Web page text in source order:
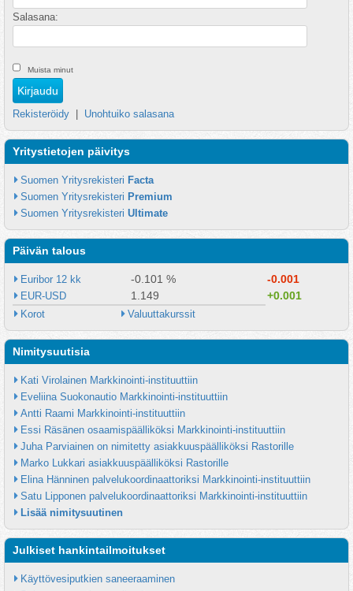
Salasana:
Muista minut
Rekisteröidy Unohtuiko salasana
Yritystietojen päivitys
Suomen Yritysrekisteri Facta
Suomen Yritysrekisteri Premium
Suomen Yritysrekisteri Ultimate
Päivän talous
Euribor 12 kk -0.101 % -0.001
EUR-USD 1.149 +0.001
Korot Valuuttakurssit
Nimitysuutisia
Kati Virolainen Markkinointi-instituuttiin
Eveliina Suokonautio Markkinointi-instituuttiin
Antti Raami Markkinointi-instituuttiin
Essi Räsänen osaamispäälliköksi Markkinointi-instituuttiin
Juha Parviainen on nimitetty asiakkuuspäälliköksi Rastorille
Marko Lukkari asiakkuuspäälliköksi Rastorille
Elina Hänninen palvelukoordinaattoriksi Markkinointi-instituuttiin
Satu Lipponen palvelukoordinaattoriksi Markkinointi-instituuttiin
Lisää nimitysuutinen
Julkiset hankintailmoitukset
Käyttövesiputkien saneeraaminen